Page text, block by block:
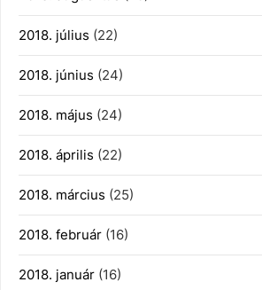
2018. július (22)
2018. június (24)
2018. május (24)
2018. április (22)
2018. március (25)
2018. február (16)
2018. január (16)